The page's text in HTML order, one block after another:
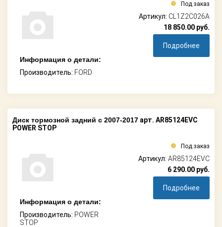
Информация о детали:
Производитель: FORD
Под заказ
Артикул: CL1Z2C026A
18 850.00 руб.
Подробнее
Диск тормозной задний c 2007-2017 арт. AR85124EVC
POWER STOP
Информация о детали:
Производитель: POWER
STOP
Под заказ
Артикул: AR85124EVC
6 290.00 руб.
Подробнее